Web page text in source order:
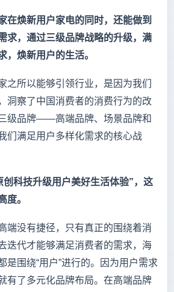
在焕新用户家电的同时，还能做到
求，通过三级品牌战略的升级，满
，焕新用户的生活。
之所以能够引领行业，是因为我们
洞察了中国消费者的消费行为的改
级品牌——高端品牌、场景品牌和
们满足用户多样化需求的核心战
科技升级用户美好生活体验”，这
度。
端没有捷径，只有真正的围绕着消
迭代才能够满足消费者的需求，海
是围绕“用户”进行的。因为用户需求
有了多元化品牌布局。在高端品牌